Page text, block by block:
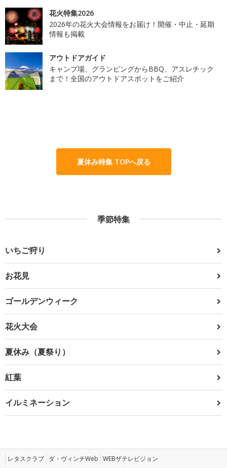
花火特集2026
2026年の花火大会情報をお届け！開催・中止・延期
情報も掲載
アウトドアガイド
キャンプ場、グランピングからBBQ、アスレチック
まで！全国のアウトドアスポットをご紹介
夏休み特集 TOPへ戻る
季節特集
いちご狩り
お花見
ゴールデンウィーク
花火大会
夏休み（夏祭り）
紅葉
イルミネーション
レタスクラブ ダ・ヴィンチWeb WEBザテレビジョン